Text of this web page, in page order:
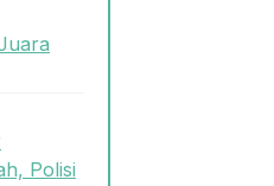
Polisi